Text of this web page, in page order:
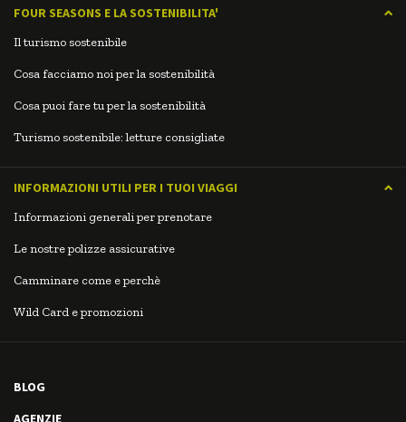
FOUR SEASONS E LA SOSTENIBILITA'
Il turismo sostenibile
Cosa facciamo noi per la sostenibilità
Cosa puoi fare tu per la sostenibilità
Turismo sostenibile: letture consigliate
INFORMAZIONI UTILI PER I TUOI VIAGGI
Informazioni generali per prenotare
Le nostre polizze assicurative
Camminare come e perchè
Wild Card e promozioni
BLOG
AGENZIE